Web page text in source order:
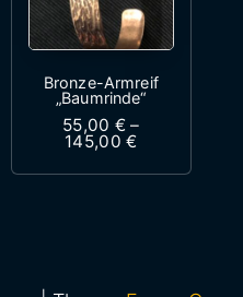
auf der
auf. Die Optionen
weist mehrere
Bronze-Armreif
„Baumrinde“
55,00 € –
145,00€
Dieses